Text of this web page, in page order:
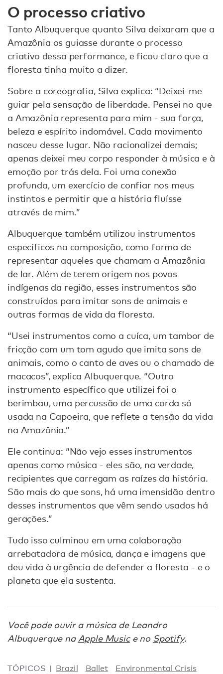
O processo criativo
Tanto Albuquerque quanto Silva deixaram que a
Amazônia os guiasse durante o processo
criativo dessa performance, e ficou claro que a
floresta tinha muito a dizer.
Sobre a coreografia, Silva explica: “Deixei-me
guiar pela sensação de liberdade. Pensei no que
a Amazônia representa para mim - sua força,
beleza e espírito indomável. Cada movimento
nasceu desse lugar. Não racionalizei demais;
apenas deixei meu corpo responder à música e à
emoção por trás dela. Foi uma conexão
profunda, um exercício de confiar nos meus
instintos e permitir que a história fluísse
através de mim.”
Albuquerque também utilizou instrumentos
específicos na composição, como forma de
representar aqueles que chamam a Amazônia
de lar. Além de terem origem nos povos
indígenas da região, esses instrumentos são
construídos para imitar sons de animais e
outras formas de vida da floresta.
“Usei instrumentos como a cuíca, um tambor de
fricção com um tom agudo que imita sons de
animais, como o canto de aves ou o chamado de
macacos”, explica Albuquerque. “Outro
instrumento específico que utilizei foi o
berimbau, uma percussão de uma corda só
usada na Capoeira, que reflete a tensão da vida
na Amazônia.”
Ele continua: “Não vejo esses instrumentos
apenas como música - eles são, na verdade,
recipientes que carregam as raízes da história.
São mais do que sons, há uma imensidão dentro
desses instrumentos que vêm sendo usados há
gerações.”
Tudo isso culminou em uma colaboração
arrebatadora de música, dança e imagens que
deu vida à urgência de defender a floresta - e o
planeta que ela sustenta.
Você pode ouvir a música de Leandro
Albuquerque na Apple Musice no Spotify.
TÓPICOS Brazil Ballet Environmental Crisis